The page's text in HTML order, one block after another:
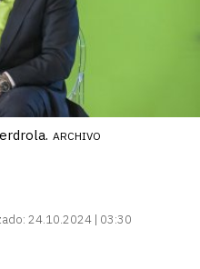
ARCHIVO
24.10.2024 | 03:30